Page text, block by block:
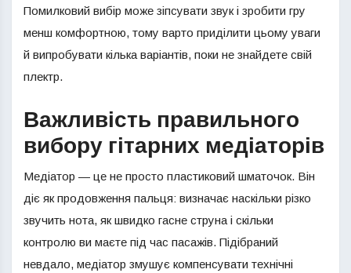
Помилковий вибір може зіпсувати звук і зробити гру
менш комфортною, тому варто приділити цьому уваги
й випробувати кілька варіантів, поки не знайдете свій
плектр.
Важливість правильного
вибору гітарних медіаторів
Медіатор — це не просто пластиковий шматочок. Він
діє як продовження пальця: визначає наскільки різко
звучить нота, як швидко гасне струна і скільки
контролю ви маєте під час пасажів. Підібраний
невдало, медіатор змушує компенсувати технічні